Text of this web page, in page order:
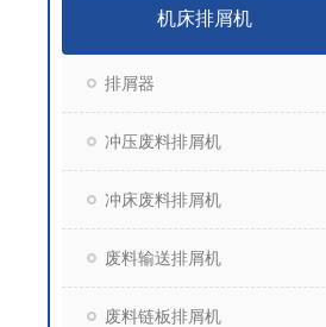
机床排屑机
排屑器
冲压废料排屑机
冲床废料排屑机
废料输送排屑机
废料链板排屑机